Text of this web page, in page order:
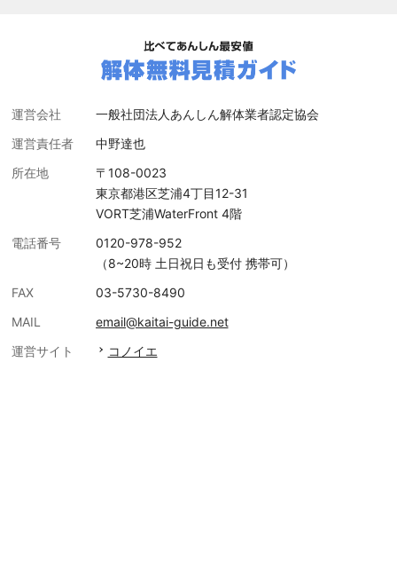
運営会社
一般社団法人あんしん解体業者認定協会
運営責任者
中野達也
所在地
〒108-0023
東京都港区芝浦4丁目12-31
VORT芝浦WaterFront 4階
電話番号
0120-978-952
（8~20時 土日祝日も受付 携帯可）
FAX
03-5730-8490
MAIL
email@kaitai-guide.net
運営サイト
コノイエ